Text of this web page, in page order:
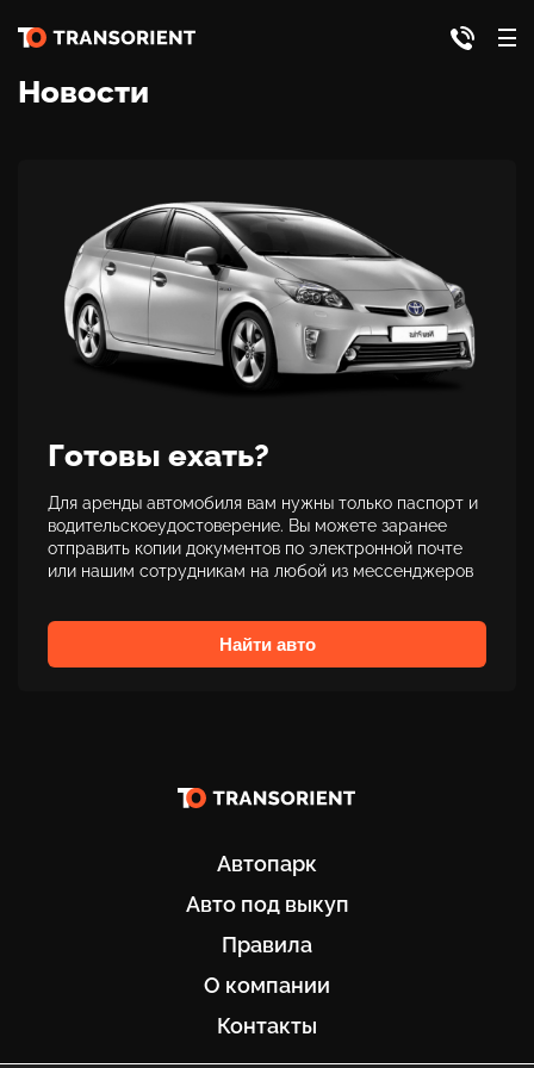
Новости
Готовы ехать?
Для аренды автомобиля вам нужны только паспорт и
водительскоеудостоверение. Вы можете заранее
отправить копии документов по электронной почте
или нашим сотрудникам на любой из мессенджеров
Найти авто
Автопарк
Авто под выкуп
Правила
О компании
Контакты